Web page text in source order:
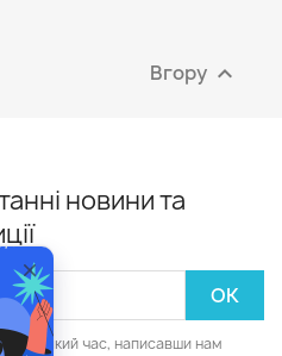
Вгору 
новини та
будь-який час, написавши нам